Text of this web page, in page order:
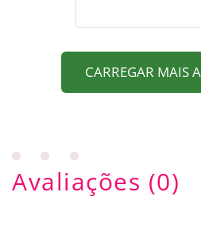
CARREGAR MAIS
Avaliações (0)